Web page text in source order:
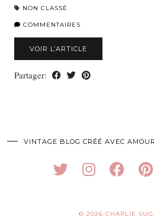
NON CLASSÉ
COMMENTAIRES
VOIR L’ARTICLE
Partager:
VINTAGE BLOG CRÉÉ AVEC
© 2026 CHARLIE